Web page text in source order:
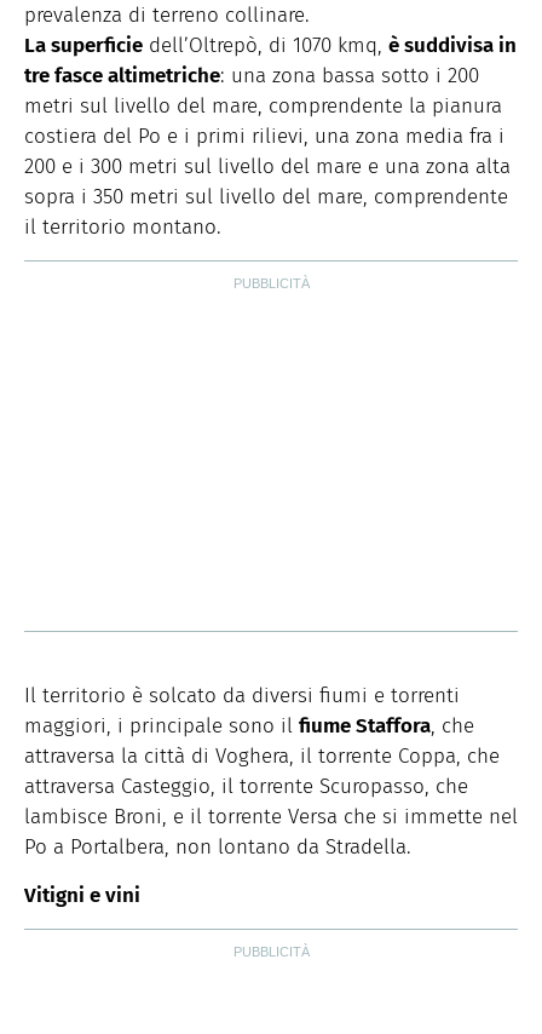
prevalenza di terreno collinare.
La superficie dell’Oltrepò, di 1070 kmq, è suddivisa in
tre fasce altimetriche: una zona bassa sotto i 200
metri sul livello del mare, comprendente la pianura
costiera del Po e i primi rilievi, una zona media fra i
200 e i 300 metri sul livello del mare e una zona alta
sopra i 350 metri sul livello del mare, comprendente
il territorio montano.
Il territorio è solcato da diversi fiumi e torrenti
maggiori, i principale sono il fiume Staffora, che
attraversa la città di Voghera, il torrente Coppa, che
attraversa Casteggio, il torrente Scuropasso, che
lambisce Broni, e il torrente Versa che si immette nel
Po a Portalbera, non lontano da Stradella.
Vitigni e vini